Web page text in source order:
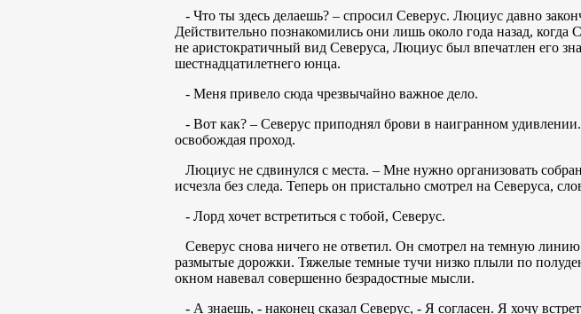
- Что ты здесь делаешь? – спросил Северус. Люциус давно
Действительно познакомились они лишь около года назад,
не аристократичный вид Северуса, Люциус был впечатлен его
шестнадцатилетнего юнца.
- Меня привело сюда чрезвычайно важное дело.
- Вот как? – Северус приподнял брови в наигранном
освобождая проход.
Люциус не сдвинулся с места. – Мне нужно организовать
исчезла без следа. Теперь он пристально смотрел на Северуса,
- Лорд хочет встретиться с тобой, Северус.
Северус снова ничего не ответил. Он смотрел на темную
размытые дорожки. Тяжелые темные тучи низко плыли по
окном навевал совершенно безрадостные мысли.
- А знаешь, - наконец сказал Северус, - Я согласен. Я хочу